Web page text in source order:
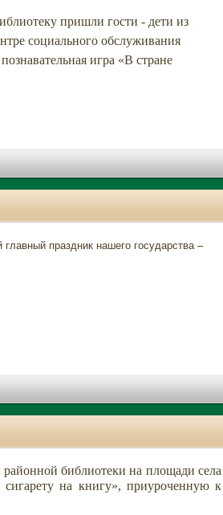
пришли гости - дети из
социального обслуживания
игра «В стране
праздник нашего государства –
библиотеки на площади села
на книгу», приуроченную к